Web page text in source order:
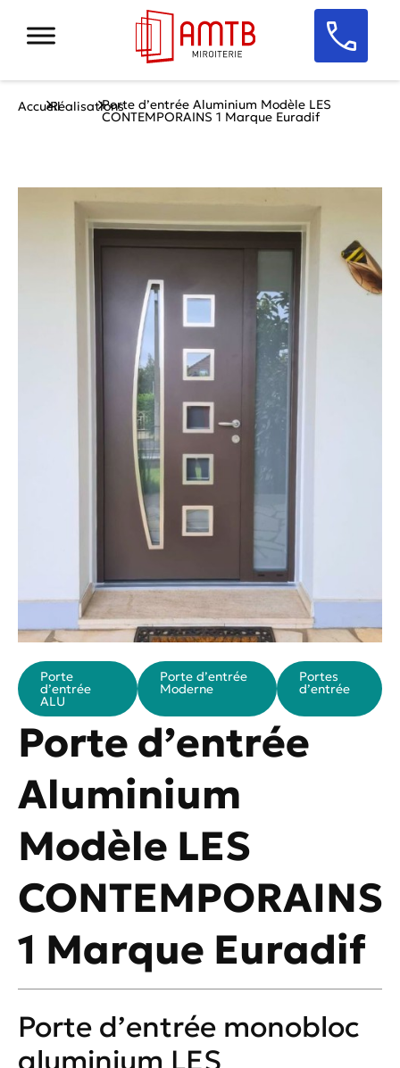
AccueilRéalisationsPorte d’entrée Aluminium Modèle LES
CONTEMPORAINS 1 Marque Euradif
Porte
d’entrée
ALU
Porte d’entrée
Moderne
Portes
d’entrée
Porte d’entrée
Aluminium
Modèle LES
CONTEMPORAINS
1 Marque Euradif
Porte d’entrée monobloc
aluminium LES